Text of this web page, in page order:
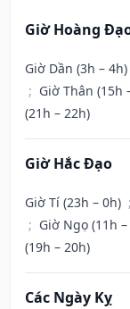
Giờ Hoàng
Giờ Dần (3h – 4h)
; Giờ Thân (15h
(21h – 22h)
Giờ Hắc Đạo
Giờ Tí (23h – 0h) ;
; Giờ Ngọ (11h
(19h – 20h)
Các Ngày Kỵ